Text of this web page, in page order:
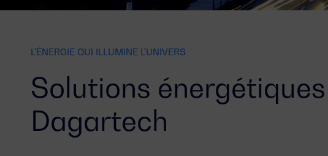
L'ÉNERGIE QUI ILLUMINE L'UNIVERS
Solutions énergétiques
Dagartech